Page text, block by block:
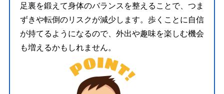
足裏を鍛えて身体のバランスを整えることで、つま
ずきや転倒のリスクが減少します。歩くことに自信
が持てるようになるので、外出や趣味を楽しむ機会
も増えるかもしれません。